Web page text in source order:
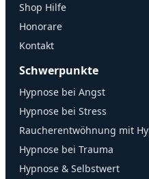
Shop Hilfe
Honorare
Kontakt
Schwerpunkte
Hypnose bei Angst
Hypnose bei Stress
Raucherentwöhnung mit
Hypnose bei Trauma
Hypnose & Selbstwert